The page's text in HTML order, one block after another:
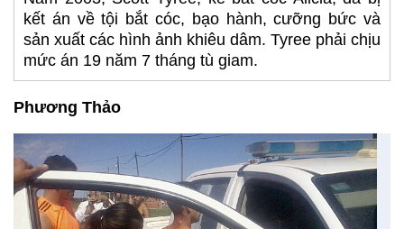
kết án về tội bắt cóc, bạo hành, cưỡng bức và
sản xuất các hình ảnh khiêu dâm. Tyree phải chịu
mức án 19 năm 7 tháng tù giam.
Phương Thảo